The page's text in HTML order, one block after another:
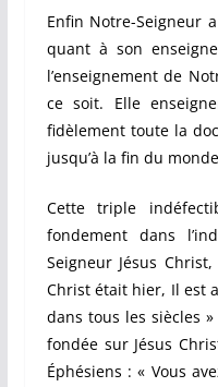
Enfin Notre-Seigneur
quant à son
l’enseignement de
ce soit. Elle
fidèlement toute la
jusqu’à la fin du
Cette triple
fondement dans
Seigneur Jésus
Christ était hier, Il est
dans tous les siècles »
fondée sur Jésus
Éphésiens : « Vous